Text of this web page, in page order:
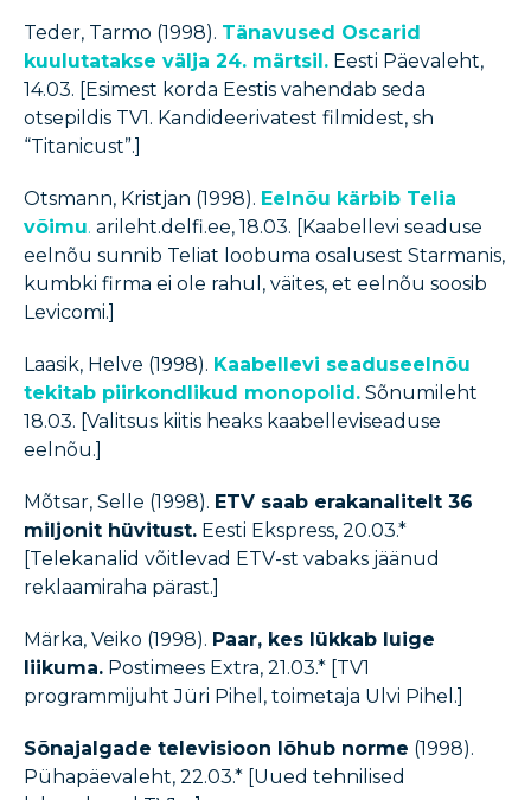
Teder, Tarmo (1998). Tänavused Oscarid
kuulutatakse välja 24. märtsil. Eesti Päevaleht,
14.03. [Esimest korda Eestis vahendab seda
otsepildis TV1. Kandideerivatest filmidest, sh
“Titanicust”.]
Otsmann, Kristjan (1998). Eelnõu kärbib Telia
võimu. arileht.delfi.ee, 18.03. [Kaabellevi seaduse
eelnõu sunnib Teliat loobuma osalusest Starmanis,
kumbki firma ei ole rahul, väites, et eelnõu soosib
Levicomi.]
Laasik, Helve (1998). Kaabellevi seaduseelnõu
tekitab piirkondlikud monopolid. Sõnumileht
18.03. [Valitsus kiitis heaks kaabelleviseaduse
eelnõu.]
Mõtsar, Selle (1998). ETV saab erakanalitelt 36
miljonit hüvitust. Eesti Ekspress, 20.03.*
[Telekanalid võitlevad ETV-st vabaks jäänud
reklaamiraha pärast.]
Märka, Veiko (1998). Paar, kes lükkab luige
liikuma. Postimees Extra, 21.03.* [TV1
programmijuht Jüri Pihel, toimetaja Ulvi Pihel.]
Sõnajalgade televisioon lõhub norme (1998).
Pühapäevaleht, 22.03.* [Uued tehnilised